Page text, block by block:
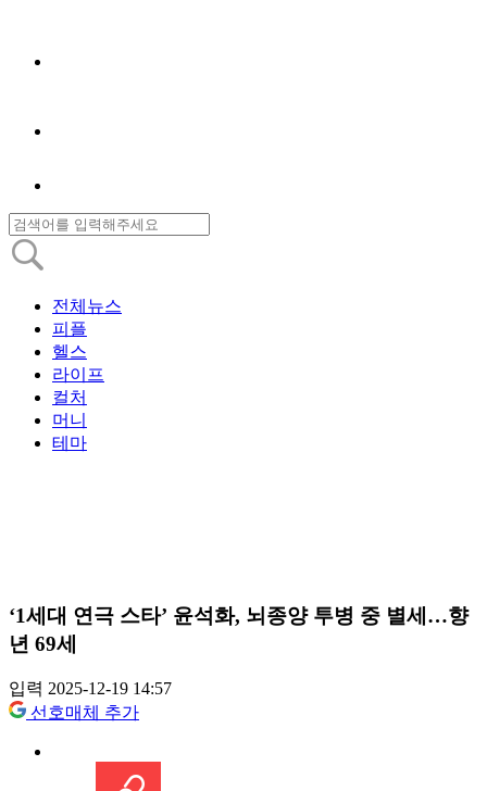
전체뉴스
피플
헬스
라이프
컬처
머니
테마
‘1세대 연극 스타’ 윤석화, 뇌종양 투병 중 별세…향
년 69세
입력 2025-12-19 14:57
선호매체 추가